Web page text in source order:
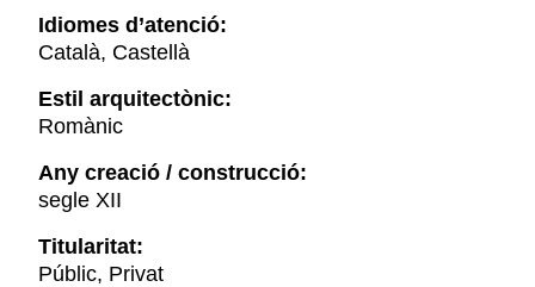
Idiomes d’atenció:
Català, Castellà
Estil arquitectònic:
Romànic
Any creació / construcció:
segle XII
Titularitat:
Públic, Privat